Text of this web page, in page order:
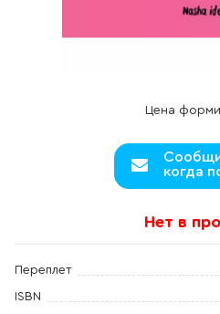
Цена
когда
Нет в
Переплет
ISBN